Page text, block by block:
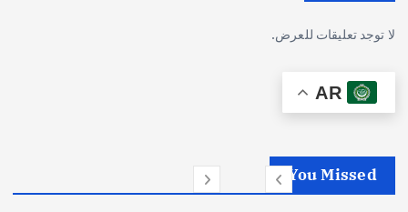
ل
لا توجد تعليقات للعرض.
AR
You Missed